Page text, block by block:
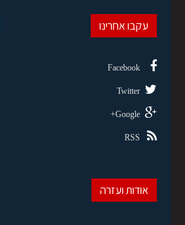
עקבו אחרינו
Facebook
Twitter
Google+
RSS
אודות ועזרה